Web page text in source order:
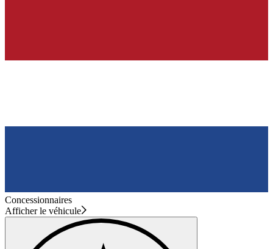
Concessionnaires
Afficher le véhicule